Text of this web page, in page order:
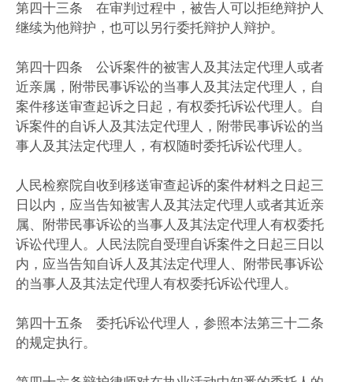
第四十三条 在审判过程中，被告人可以拒绝辩护人
继续为他辩护，也可以另行委托辩护人辩护。
第四十四条 公诉案件的被害人及其法定代理人或者
近亲属，附带民事诉讼的当事人及其法定代理人，自
案件移送审查起诉之日起，有权委托诉讼代理人。自
诉案件的自诉人及其法定代理人，附带民事诉讼的当
事人及其法定代理人，有权随时委托诉讼代理人。
人民检察院自收到移送审查起诉的案件材料之日起三
日以内，应当告知被害人及其法定代理人或者其近亲
属、附带民事诉讼的当事人及其法定代理人有权委托
诉讼代理人。人民法院自受理自诉案件之日起三日以
内，应当告知自诉人及其法定代理人、附带民事诉讼
的当事人及其法定代理人有权委托诉讼代理人。
第四十五条 委托诉讼代理人，参照本法第三十二条
的规定执行。